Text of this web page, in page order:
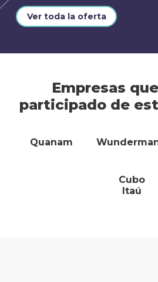
Ver toda la oferta
Empresas
participado de
Quanam
Cubo
Itaú